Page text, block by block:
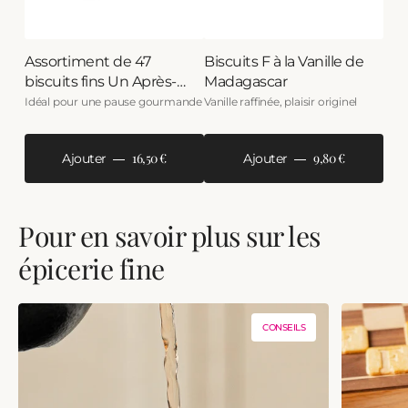
Assortiment de 47
biscuits fins Un Après-
Midi à Paris
Idéal pour une pause gourmande
Ajouter 16,50 €
Biscuits F à la Vanille de
Madagascar
Vanille raffinée, plaisir originel
Ajouter 9,80 €
Pour en savoir plus sur les
épicerie fine
CONSEILS